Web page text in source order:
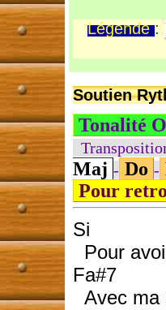
Légende:
Soutien
Tonalité
Maj - Do -
Pour
Pour
Fa#7
Avec ma